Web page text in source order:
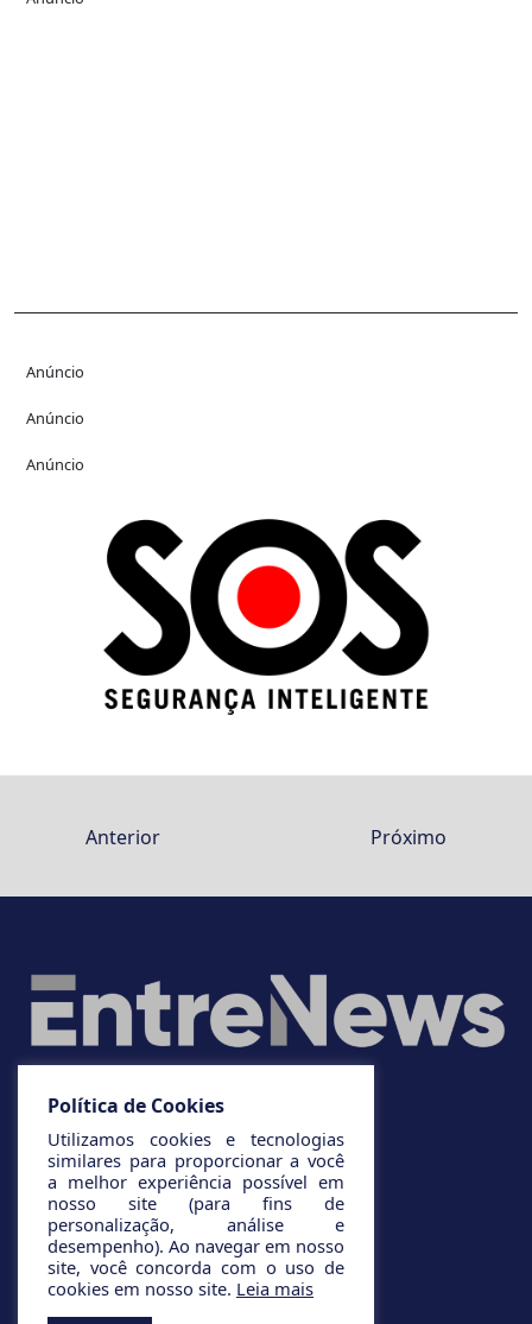
Anúncio
Anúncio
Anúncio
Anterior Próximo
Política de Cookies
Utilizamos cookies e tecnologias
similares para proporcionar a você
a melhor experiência possível em
nosso site (para fins de
personalização, análise e
desempenho). Ao navegar em nosso
site, você concorda com o uso de
cookies em nosso site. Leia mais